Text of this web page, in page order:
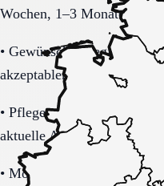
Wochen, 1–3 Monate).
• Gewünschte Region in
akzeptablem Suchradius.
• Pflegegrad-Status
aktuelle Alltagsbelastung.
• Mobilität (selbstständig,